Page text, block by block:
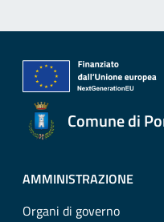
Comune di
AMMINISTRAZIONE
Organi di governo